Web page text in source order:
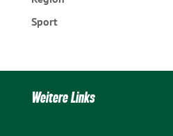
Sport
Weitere Links